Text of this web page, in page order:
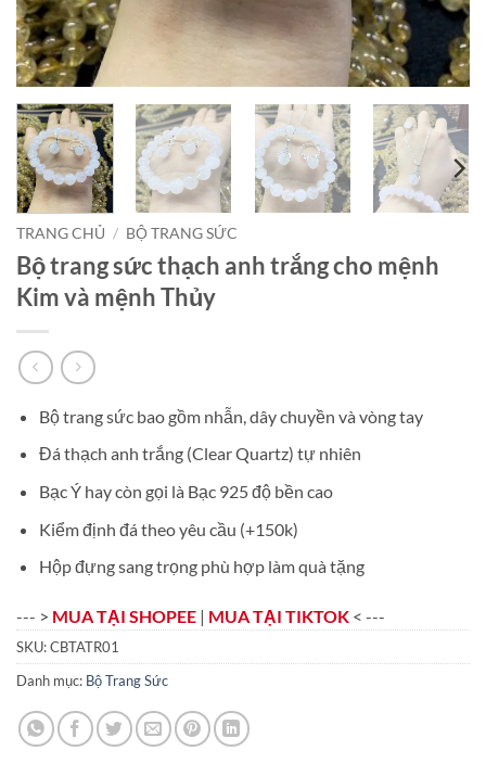
TRANG CHỦ / BỘ TRANG SỨC
Bộ trang sức thạch anh trắng cho mệnh
Kim và mệnh Thủy
Bộ trang sức bao gồm nhẫn, dây chuyền và vòng tay
Đá thạch anh trắng (Clear Quartz) tự nhiên
Bạc Ý hay còn gọi là Bạc 925 độ bền cao
Kiểm định đá theo yêu cầu (+150k)
Hộp đựng sang trọng phù hợp làm quà tặng
--- > MUA TẠI SHOPEE | MUA TẠI TIKTOK < ---
SKU:CBTATR01
Danh mục: Bộ Trang Sức